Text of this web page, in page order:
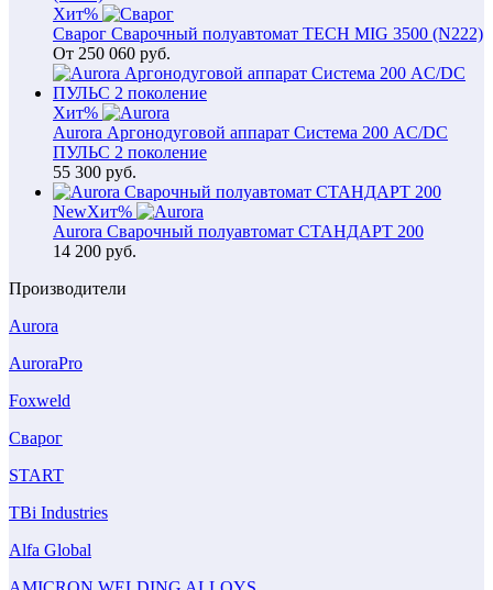
Хит%
Сварог Сварочный полуавтомат TECH MIG 3500 (N222)
От 250 060 руб.
Хит%
Aurora Аргонодуговой аппарат Система 200 AC/DC
ПУЛЬС 2 поколение
55 300 руб.
NewХит%
Aurora Сварочный полуавтомат СТАНДАРТ 200
14 200 руб.
Производители
Aurora
AuroraPro
Foxweld
Сварог
START
TBi Industries
Alfa Global